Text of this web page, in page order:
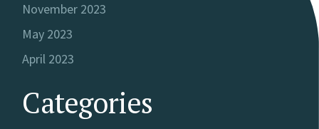
November 2023
May 2023
April 2023
Categories